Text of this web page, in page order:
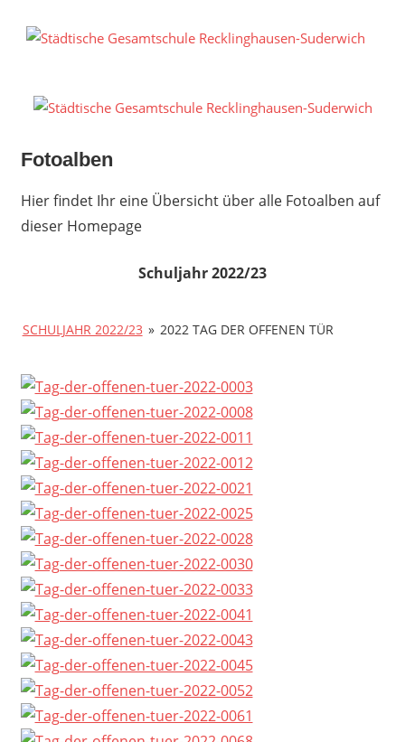
Inhalt
Fotoalben
Hier findet Ihr eine Übersicht über alle Fotoalben auf
dieser Homepage
Schuljahr 2022/23
SCHULJAHR 2022/23 » 2022 TAG DER OFFENEN TÜR